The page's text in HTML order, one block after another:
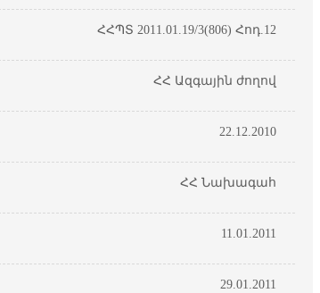
ՀՀՊՏ 2011.01.19/3(806) Հոդ.12
ՀՀ Ազգային ժողով
22.12.2010
ՀՀ Նախագահ
11.01.2011
29.01.2011